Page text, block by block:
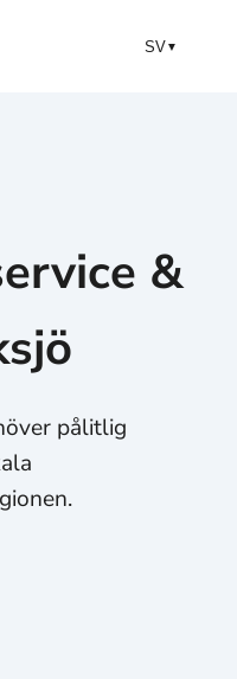
SV▼
&
pålitlig